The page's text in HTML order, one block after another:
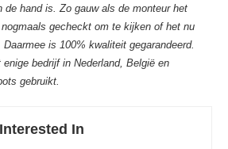
de hand is. Zo gauw als de monteur het
gecheckt om te kijken of het nu
is 100% kwaliteit gegarandeerd.
bedrijf in Nederland, België en
gebruikt.
In